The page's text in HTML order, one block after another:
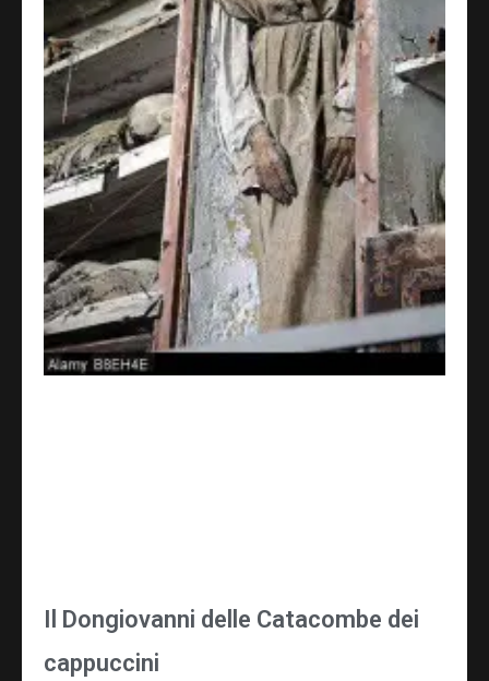
Il Dongiovanni delle Catacombe dei
cappuccini